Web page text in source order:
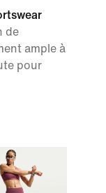
de
ample à
pour